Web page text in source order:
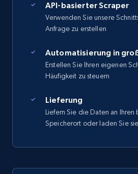
API-basierter Scraper
Verwenden Sie unsere
Anfrage zu erstellen
Automatisierung in
Erstellen Sie Ihren eigenen
Häufigkeit zu steuern
Lieferung
Liefern Sie die Daten an Ihren
Speicherort oder laden Sie